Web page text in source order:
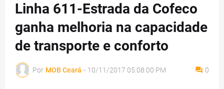
Linha 611-Estrada da Cofeco
ganha melhoria na capacidade
de transporte e conforto
Por MOB Ceará - 10/11/2017 05:08:00 PM 0